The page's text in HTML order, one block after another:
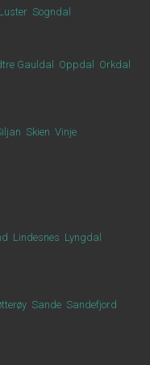
Luster Sogndal
Gauldal Oppdal
Orkdal
Skien Vinje
Lindesnes Lyngdal
Sande Sandefjord